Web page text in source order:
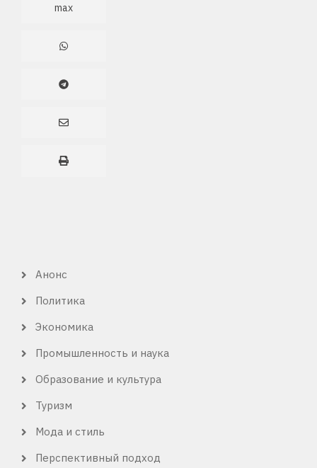
max
КАТЕГОРИЯ
ОБЗОРА
Анонс
Политика
Экономика
Промышленность и наука
Образование и культура
Туризм
Мода и стиль
Перспективный подход